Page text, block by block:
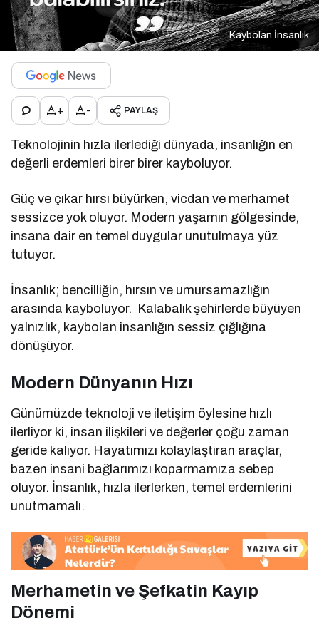
Kaybolan İnsanlık
+ - PAYLAŞ
Teknolojinin hızla ilerlediği dünyada, insanlığın en
değerli erdemleri birer birer kayboluyor.
Güç ve çıkar hırsı büyürken, vicdan ve merhamet
sessizce yok oluyor. Modern yaşamın gölgesinde,
insana dair en temel duygular unutulmaya yüz
tutuyor.
İnsanlık; bencilliğin, hırsın ve umursamazlığın
arasında kayboluyor. Kalabalık şehirlerde büyüyen
yalnızlık, kaybolan insanlığın sessiz çığlığına
dönüşüyor.
Modern Dünyanın Hızı
Günümüzde teknoloji ve iletişim öylesine hızlı
ilerliyor ki, insan ilişkileri ve değerler çoğu zaman
geride kalıyor. Hayatımızı kolaylaştıran araçlar,
bazen insani bağlarımızı koparmamıza sebep
oluyor. İnsanlık, hızla ilerlerken, temel erdemlerini
unutmamalı.
Merhametin ve Şefkatin Kayıp
Dönemi